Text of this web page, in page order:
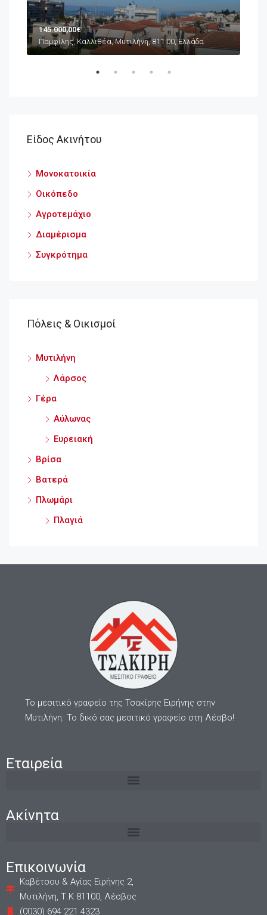
145.000,00€
Παμφίλης, Καλλιθέα, Μυτιλήνη, 811 00, Ελλάδα
Είδος Ακινήτου
Μονοκατοικία
Οικόπεδο
Αγροτεμάχιο
Διαμέρισμα
Συγκρότημα
Πόλεις & Οικισμοί
Μυτιλήνη
Λάρσος
Γέρα
Αύλωνας
Ευρειακή
Βρίσα
Βατερά
Πλωμάρι
Πλαγιά
Το μεσιτικό γραφείο της Τσακίρης Ειρήνης στην
Μυτιλήνη. Το δικό σας μεσιτικό γραφείο στη Λέσβο!
Εταιρεία
Ακίνητα
Επικοινωνία
Καβέτσου & Αγίας Ειρήνης 2,
Μυτιλήνη, Τ.Κ 81100, Λέσβος
(0030) 694 221 4323